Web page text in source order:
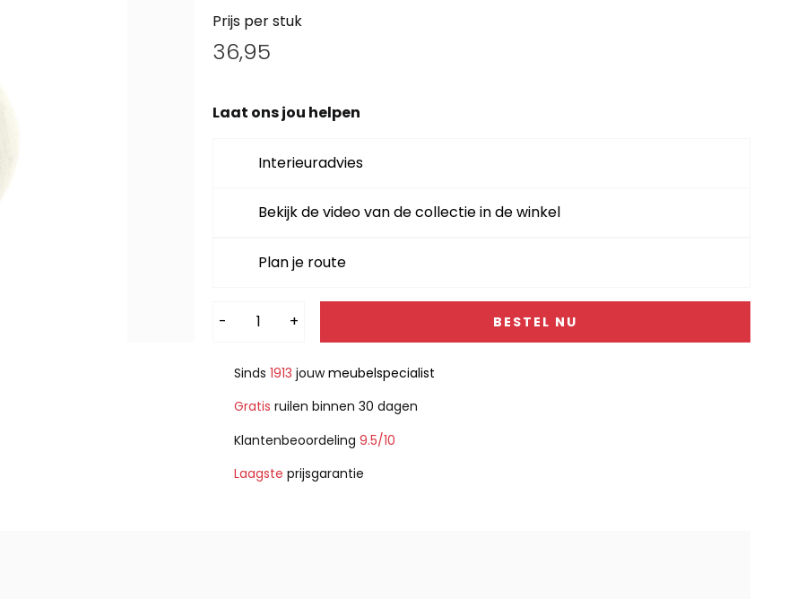
Prijs per stuk
36,95
Laat ons jou helpen
Interieuradvies
Bekijk de video van de collectie in de winkel
Plan je route
- + BESTEL NU
Alternative:
Sinds 1913 jouwmeubelspecialist
Gratis ruilen binnen 30 dagen
Klantenbeoordeling 9.5/10
Laagste prijsgarantie